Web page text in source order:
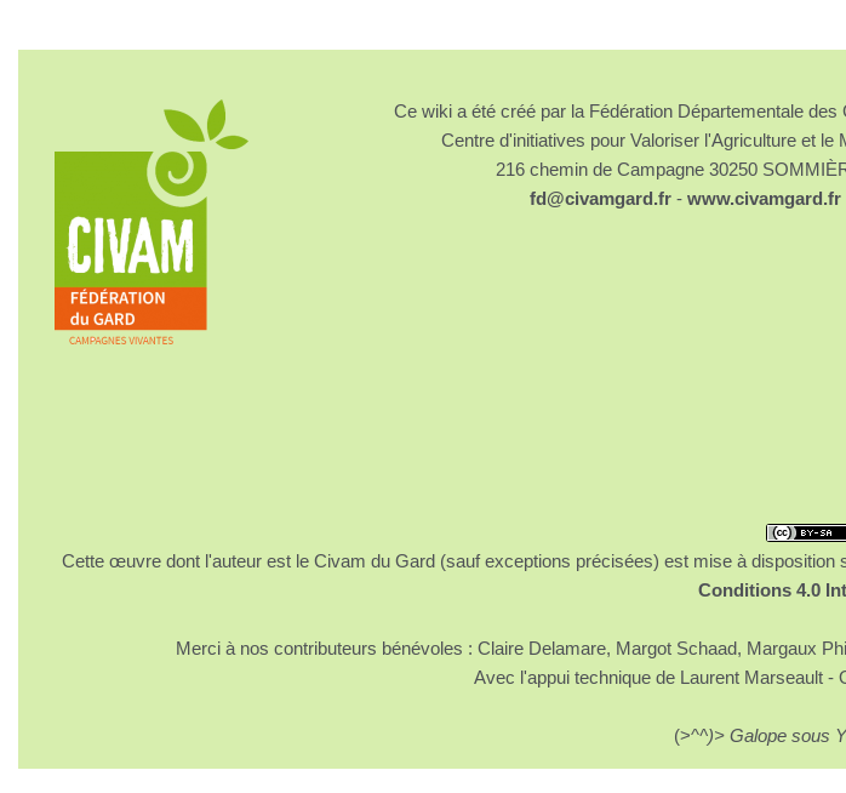
Ce wiki a été créé par la Fédération Départementale des
Centre d'initiatives pour Valoriser l'Agriculture et le
216 chemin de Campagne 30250
fd@civamgard.fr- www.civamgard.fr
Cette œuvre dont l'auteur est le Civam du Gard (sauf exceptions précisées) est mise à disposition
Conditions 4.0
Merci à nos contributeurs bénévoles : Claire Delamare, Margot Schaad, Margaux
Avec l'appui technique de Laurent Marseault
(>^^)> Galope sous